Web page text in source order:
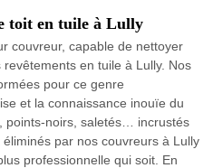
toit en tuile à Lully
couvreur, capable de nettoyer
en tuile à Lully. Nos
pour ce genre
et la connaissance inouïe du
points-noirs, saletés… incrustés
par nos couvreurs à Lully
professionnelle qui soit. En